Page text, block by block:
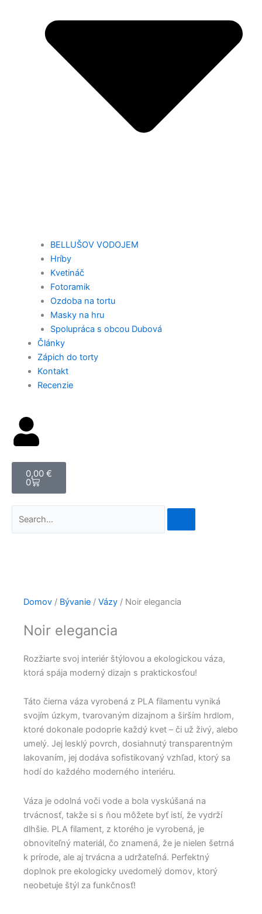
BELLUŠOV VODOJEM
Hríby
Kvetináč
Fotoramik
Ozdoba na tortu
Masky na hru
Spolupráca s obcou Dubová
Články
Zápich do torty
Kontakt
Recenzie
0,00 €
0
Cart
Domov / Bývanie / Vázy / Noir elegancia
Noir elegancia
Rozžiarte svoj interiér štýlovou a ekologickou váza,
ktorá spája moderný dizajn s praktickosťou!
Táto čierna váza vyrobená z PLA filamentu vyniká
svojím úzkym, tvarovaným dizajnom a širším hrdlom,
ktoré dokonale podoprie každý kvet – či už živý, alebo
umelý. Jej lesklý povrch, dosiahnutý transparentným
lakovaním, jej dodáva sofistikovaný vzhľad, ktorý sa
hodí do každého moderného interiéru.
Váza je odolná voči vode a bola vyskúšaná na
trvácnosť, takže si s ňou môžete byť istí, že vydrží
dlhšie. PLA filament, z ktorého je vyrobená, je
obnoviteľný materiál, čo znamená, že je nielen šetrná
k prírode, ale aj trvácna a udržateľná. Perfektný
doplnok pre ekologicky uvedomelý domov, ktorý
neobetuje štýl za funkčnosť!